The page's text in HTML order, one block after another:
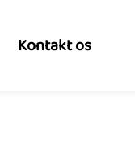
Kontakt os